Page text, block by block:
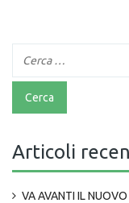
Articoli
VA AVANTI IL